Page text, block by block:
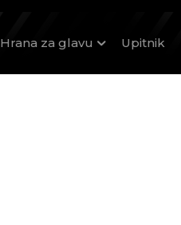
Hrana za glavu Upitnik